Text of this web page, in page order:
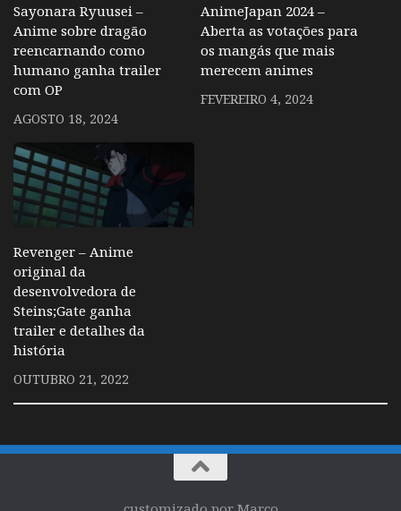
Sayonara Ryuusei –
Anime sobre dragão
reencarnando como
humano ganha trailer
com OP
AGOSTO 18, 2024
AnimeJapan 2024 –
Aberta as votações para
os mangás que mais
merecem animes
FEVEREIRO 4, 2024
Revenger – Anime
original da
desenvolvedora de
Steins;Gate ganha
trailer e detalhes da
história
OUTUBRO 21, 2022